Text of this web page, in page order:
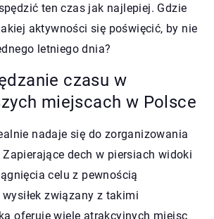
ten czas jak najlepiej. Gdzie
aktywności się poświęcić, by nie
letniego dnia?
czasu w
miejscach w Polsce
nadaje się do zorganizowania
dech w piersiach widoki
celu z pewnością
związany z takimi
oferuje wiele atrakcyjnych miejsc